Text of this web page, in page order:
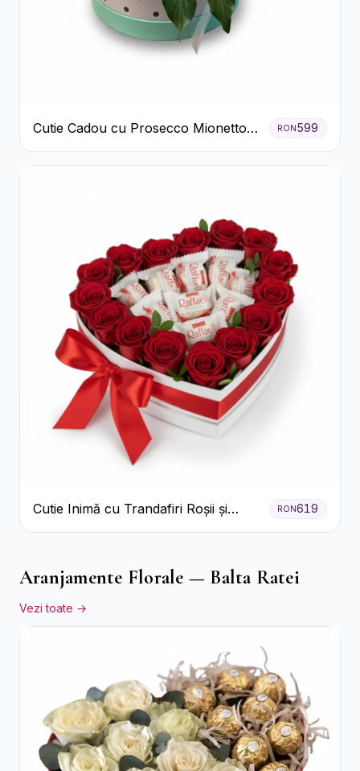
Cutie Cadou cu Prosecco Mionetto
Ferrero Rocher și Flori Pastelate
RON599
Cutie Inimă cu Trandafiri Roșii și
Bomboane Raffaello
RON619
Aranjamente Florale — Balta Ratei
Vezi toate →